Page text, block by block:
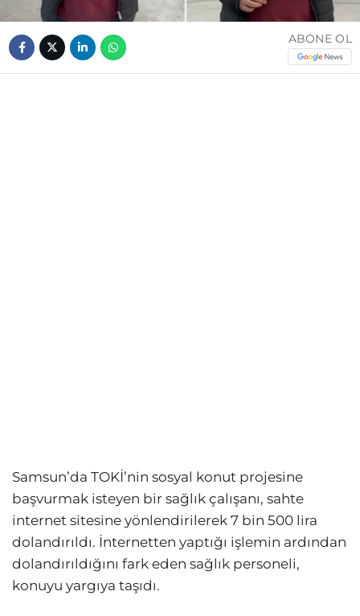
ABONE OL
Samsun’da TOKİ’nin sosyal konut projesine
başvurmak isteyen bir sağlık çalışanı, sahte
internet sitesine yönlendirilerek 7 bin 500 lira
dolandırıldı. İnternetten yaptığı işlemin ardından
dolandırıldığını fark eden sağlık personeli,
konuyu yargıya taşıdı.